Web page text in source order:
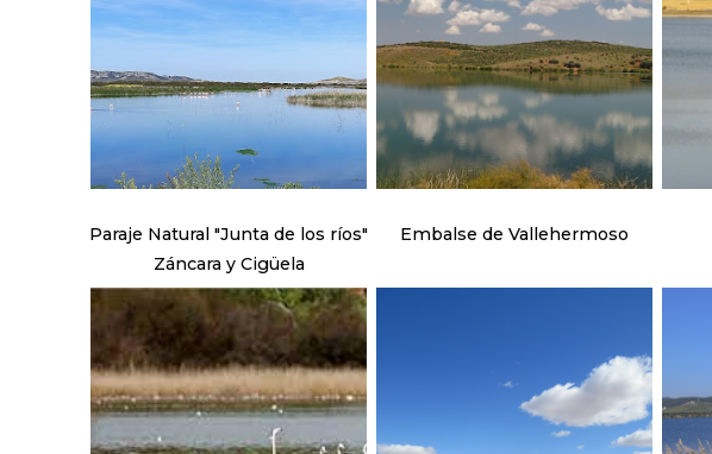
Paraje Natural "Junta de los ríos"
Záncara y Cigüela
Embalse de Vallehermoso